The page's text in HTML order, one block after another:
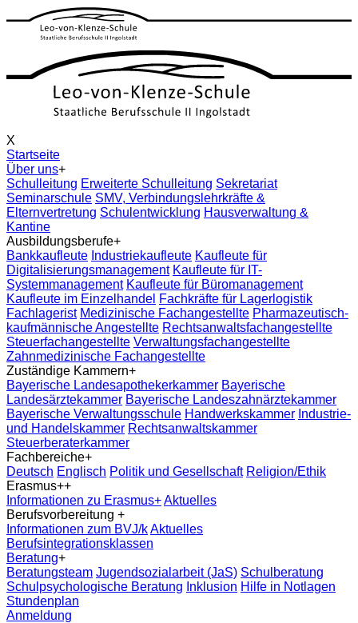
X
Startseite
Über uns+
Schulleitung Erweiterte Schulleitung Sekretariat
Seminarschule SMV, Verbindungslehrkräfte &
Elternvertretung Schulentwicklung Hausverwaltung &
Kantine
Ausbildungsberufe+
Bankkaufleute Industriekaufleute Kaufleute für
Digitalisierungsmanagement Kaufleute für IT-
Systemmanagement Kaufleute für Büromanagement
Kaufleute im Einzelhandel Fachkräfte für Lagerlogistik
Fachlagerist Medizinische Fachangestellte Pharmazeutisch-
kaufmännische Angestellte Rechtsanwaltsfachangestellte
Steuerfachangestellte Verwaltungsfachangestellte
Zahnmedizinische Fachangestellte
Zuständige Kammern+
Bayerische Landesapothekerkammer Bayerische
Landesärztekammer Bayerische Landeszahnärztekammer
Bayerische Verwaltungsschule Handwerkskammer Industrie-
und Handelskammer Rechtsanwaltskammer
Steuerberaterkammer
Fachbereiche+
Deutsch Englisch Politik und Gesellschaft Religion/Ethik
Erasmus++
Informationen zu Erasmus+Aktuelles
Berufsvorbereitung +
Informationen zum BVJ/kAktuelles
Berufsintegrationsklassen
Beratung+
Beratungsteam Jugendsozialarbeit (JaS) Schulberatung
Schulpsychologische Beratung Inklusion Hilfe in Notlagen
Stundenplan
Anmeldung